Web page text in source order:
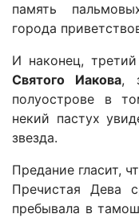
память
города
И наконец,
Святого Иакова,
полуострове в
некий пастух
звезда.
Предание гласит,
Пречистая Дева
пребывала в